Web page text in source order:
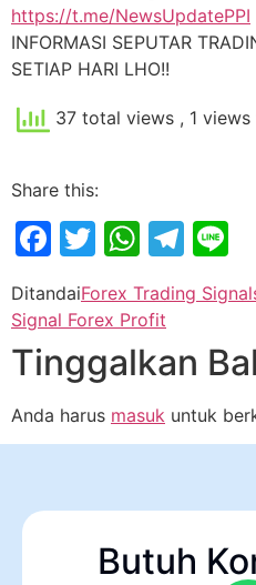
https://t.me/NewsUpdatePPI
INFORMASI SEPUTAR
SETIAP HARI LHO!!
37 total views , 1
Share this:
Facebook
Twitter
DitandaiForex Trading
Signal Forex Profit
Tinggalkan
Anda harus masuk untuk
Butuh